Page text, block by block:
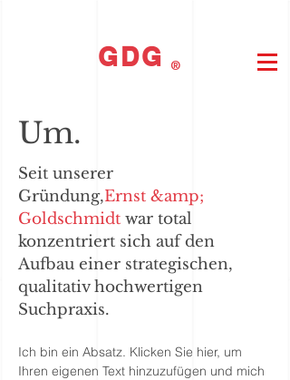
GDG ®
Um.
Seit unserer
Gründung,Ernst &amp;
Goldschmidt war total
konzentriert sich auf den
Aufbau einer strategischen,
qualitativ hochwertigen
Suchpraxis.
Ich bin ein Absatz. Klicken Sie hier, um
Ihren eigenen Text hinzuzufügen und mich